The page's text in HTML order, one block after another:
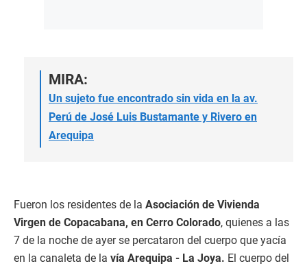
MIRA:
Un sujeto fue encontrado sin vida en la av.
Perú de José Luis Bustamante y Rivero en
Arequipa
Fueron los residentes de la Asociación de Vivienda
Virgen de Copacabana, en Cerro Colorado, quienes a las
7 de la noche de ayer se percataron del cuerpo que yacía
en la canaleta de la vía Arequipa - La Joya. El cuerpo del